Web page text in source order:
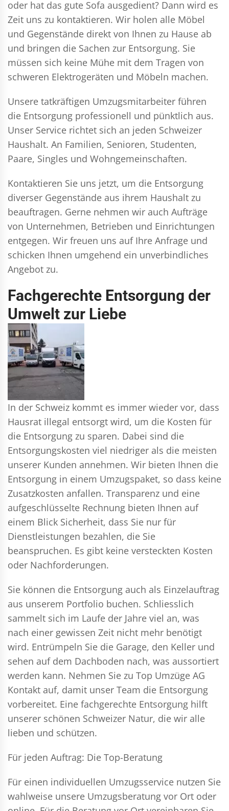
oder hat das gute Sofa ausgedient? Dann wird es
Zeit uns zu kontaktieren. Wir holen alle Möbel
und Gegenstände direkt von Ihnen zu Hause ab
und bringen die Sachen zur Entsorgung. Sie
müssen sich keine Mühe mit dem Tragen von
schweren Elektrogeräten und Möbeln machen.
Unsere tatkräftigen Umzugsmitarbeiter führen
die Entsorgung professionell und pünktlich aus.
Unser Service richtet sich an jeden Schweizer
Haushalt. An Familien, Senioren, Studenten,
Paare, Singles und Wohngemeinschaften.
Kontaktieren Sie uns jetzt, um die Entsorgung
diverser Gegenstände aus ihrem Haushalt zu
beauftragen. Gerne nehmen wir auch Aufträge
von Unternehmen, Betrieben und Einrichtungen
entgegen. Wir freuen uns auf Ihre Anfrage und
schicken Ihnen umgehend ein unverbindliches
Angebot zu.
Fachgerechte Entsorgung der
Umwelt zur Liebe
In der Schweiz kommt es immer wieder vor, dass
Hausrat illegal entsorgt wird, um die Kosten für
die Entsorgung zu sparen. Dabei sind die
Entsorgungskosten viel niedriger als die meisten
unserer Kunden annehmen. Wir bieten Ihnen die
Entsorgung in einem Umzugspaket, so dass keine
Zusatzkosten anfallen. Transparenz und eine
aufgeschlüsselte Rechnung bieten Ihnen auf
einem Blick Sicherheit, dass Sie nur für
Dienstleistungen bezahlen, die Sie
beanspruchen. Es gibt keine versteckten Kosten
oder Nachforderungen.
Sie können die Entsorgung auch als Einzelauftrag
aus unserem Portfolio buchen. Schliesslich
sammelt sich im Laufe der Jahre viel an, was
nach einer gewissen Zeit nicht mehr benötigt
wird. Entrümpeln Sie die Garage, den Keller und
sehen auf dem Dachboden nach, was aussortiert
werden kann. Nehmen Sie zu Top Umzüge AG
Kontakt auf, damit unser Team die Entsorgung
vorbereitet. Eine fachgerechte Entsorgung hilft
unserer schönen Schweizer Natur, die wir alle
lieben und schützen.
Für jeden Auftrag: Die Top-Beratung
Für einen individuellen Umzugsservice nutzen Sie
wahlweise unsere Umzugsberatung vor Ort oder